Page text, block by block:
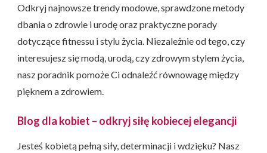
Odkryj najnowsze trendy modowe, sprawdzone metody
dbania o zdrowie i urodę oraz praktyczne porady
dotyczące fitnessu i stylu życia. Niezależnie od tego, czy
interesujesz się modą, urodą, czy zdrowym stylem życia,
nasz poradnik pomoże Ci odnaleźć równowagę między
pięknem a zdrowiem.
Blog dla kobiet – odkryj siłę kobiecej elegancji
Jesteś kobietą pełną siły, determinacji i wdzięku? Nasz